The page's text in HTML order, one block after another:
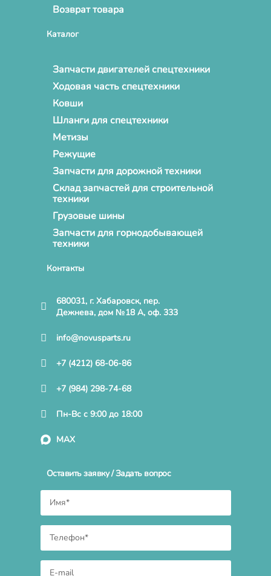
Возврат товара
Каталог
Запчасти двигателей спецтехники
Ходовая часть спецтехники
Ковши
Шланги для спецтехники
Метизы
Режущие
Запчасти для дорожной техники
Склад запчастей для строительной
техники
Грузовые шины
Запчасти для горнодобывающей
техники
Контакты
680031, г. Хабаровск, пер.
Дежнева, дом №18 А, оф. 333
info@novusparts.ru
+7 (4212) 68-06-86
+7 (984) 298-74-68
Пн-Вс с 9:00 до 18:00
MAX
Оставить заявку / Задать вопрос